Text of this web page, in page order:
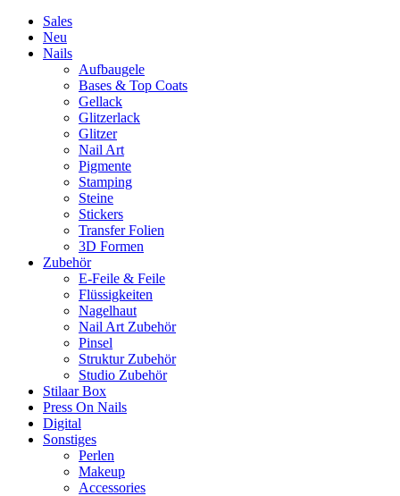
Sales
Neu
Nails
Aufbaugele
Bases & Top Coats
Gellack
Glitzerlack
Glitzer
Nail Art
Pigmente
Stamping
Steine
Stickers
Transfer Folien
3D Formen
Zubehör
E-Feile & Feile
Flüssigkeiten
Nagelhaut
Nail Art Zubehör
Pinsel
Struktur Zubehör
Studio Zubehör
Stilaar Box
Press On Nails
Digital
Sonstiges
Perlen
Makeup
Accessories